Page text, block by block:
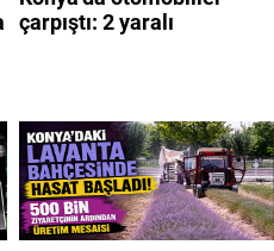
çarpıştı: 2 yaralı